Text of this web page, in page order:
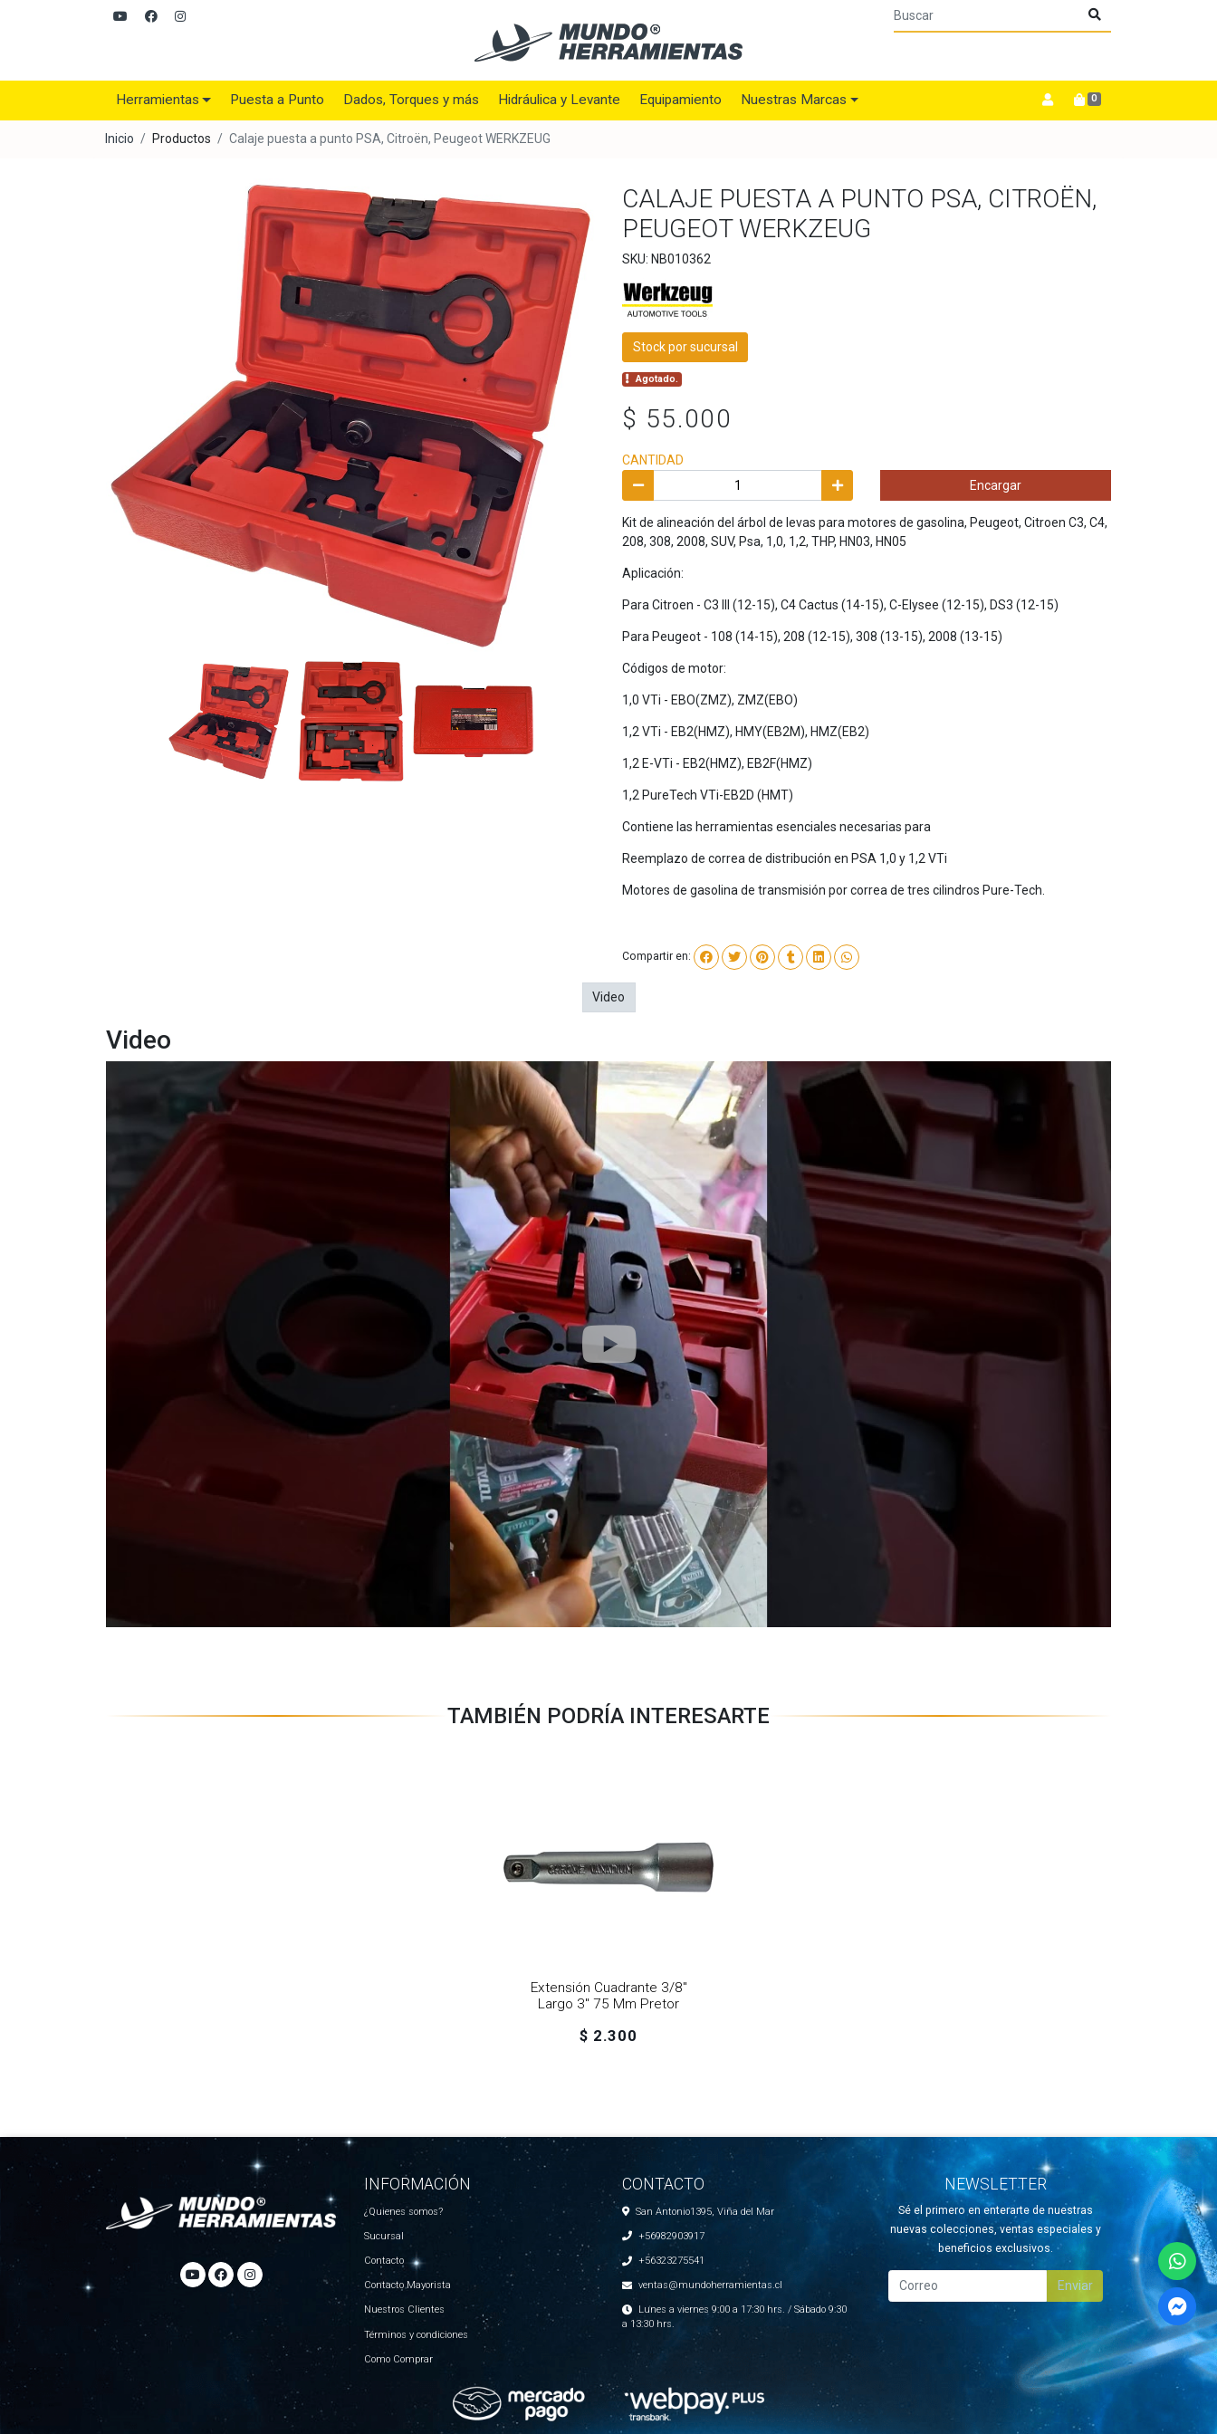
Herramientas Puesta a Punto Dados, Torques y más Hidráulica y Levante Equipamiento Nuestras Marcas 0
Inicio Productos Calaje puesta a punto PSA, Citroën, Peugeot WERKZEUG
CALAJE PUESTA A PUNTO PSA, CITROËN,
PEUGEOT WERKZEUG
SKU: NB010362
Stock por sucursal
Agotado.
$ 55.000
CANTIDAD
Encargar
Kit de alineación del árbol de levas para motores de gasolina, Peugeot, Citroen C3, C4,
208, 308, 2008, SUV, Psa, 1,0, 1,2, THP, HN03, HN05
Aplicación:
Para Citroen - C3 III (12-15), C4 Cactus (14-15), C-Elysee (12-15), DS3 (12-15)
Para Peugeot - 108 (14-15), 208 (12-15), 308 (13-15), 2008 (13-15)
Códigos de motor:
1,0 VTi - EBO(ZMZ), ZMZ(EBO)
1,2 VTi - EB2(HMZ), HMY(EB2M), HMZ(EB2)
1,2 E-VTi - EB2(HMZ), EB2F(HMZ)
1,2 PureTech VTi-EB2D (HMT)
Contiene las herramientas esenciales necesarias para
Reemplazo de correa de distribución en PSA 1,0 y 1,2 VTi
Motores de gasolina de transmisión por correa de tres cilindros Pure-Tech.
Compartir en:
Video
Video
TAMBIÉN PODRÍA INTERESARTE
Extensión Cuadrante 3/8"
Largo 3" 75 Mm Pretor
$ 2.300
INFORMACIÓN
¿Quienes somos?
Sucursal
Contacto
Contacto Mayorista
Nuestros Clientes
Términos y condiciones
Como Comprar
CONTACTO
San Antonio1395, Viña del Mar
+56982903917
+56323275541
ventas@mundoherramientas.cl
Lunes a viernes 9:00 a 17:30 hrs. / Sábado 9:30
a 13:30 hrs.
NEWSLETTER
Sé el primero en enterarte de nuestras
nuevas colecciones, ventas especiales y
beneficios exclusivos.
Enviar